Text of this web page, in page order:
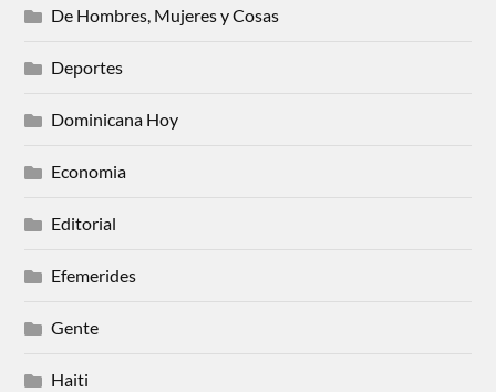
De Hombres, Mujeres y Cosas
Deportes
Dominicana Hoy
Economia
Editorial
Efemerides
Gente
Haiti